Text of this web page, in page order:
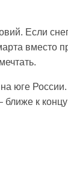
Если
вместо
юге
к